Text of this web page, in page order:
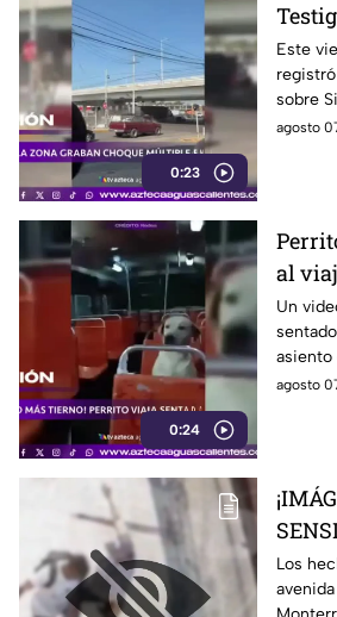
0:23
autos
Este
sobre
agosto
0:24
al
un
Un
asiento
agosto
Los